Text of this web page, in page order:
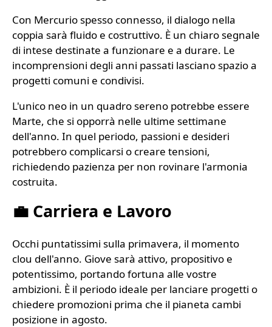
Con Mercurio spesso connesso, il dialogo nella
coppia sarà fluido e costruttivo. È un chiaro segnale
di intese destinate a funzionare e a durare. Le
incomprensioni degli anni passati lasciano spazio a
progetti comuni e condivisi.
L'unico neo in un quadro sereno potrebbe essere
Marte, che si opporrà nelle ultime settimane
dell'anno. In quel periodo, passioni e desideri
potrebbero complicarsi o creare tensioni,
richiedendo pazienza per non rovinare l'armonia
costruita.
💼 Carriera e Lavoro
Occhi puntatissimi sulla primavera, il momento
clou dell'anno. Giove sarà attivo, propositivo e
potentissimo, portando fortuna alle vostre
ambizioni. È il periodo ideale per lanciare progetti o
chiedere promozioni prima che il pianeta cambi
posizione in agosto.